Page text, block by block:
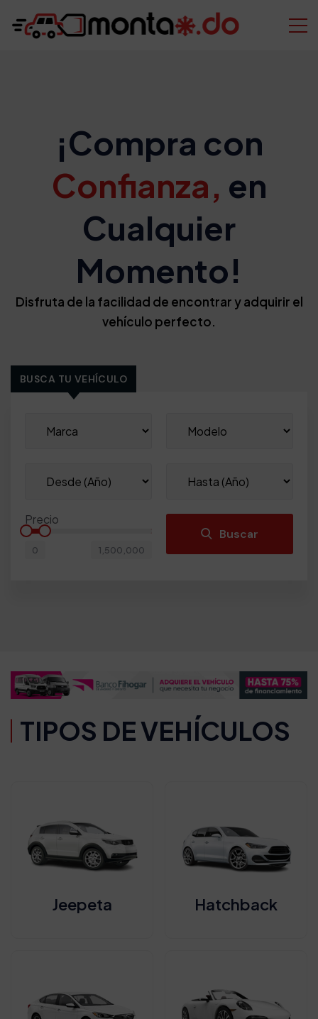
¡Compra con
Confianza, en
Cualquier
Momento!
Disfruta de la facilidad de encontrar y adquirir el
vehículo perfecto.
BUSCA TU VEHÍCULO
Precio
0 1,500,000
Buscar
TIPOS DE VEHÍCULOS
Jeepeta Hatchback